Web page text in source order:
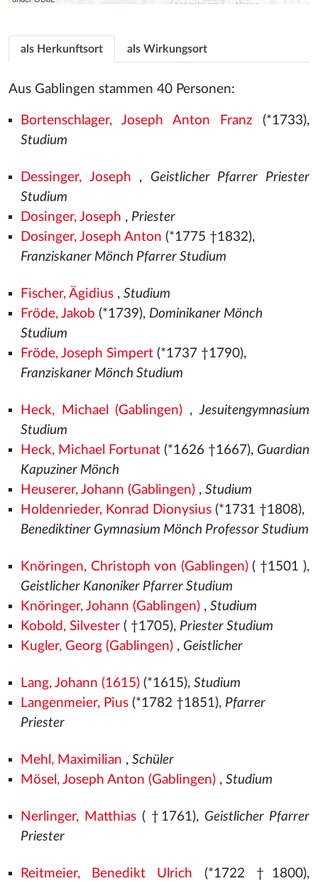
als Herkunftsort als Wirkungsort
Aus Gablingen stammen 40 Personen:
Bortenschlager, Joseph Anton Franz (*1733),
Studium
Dessinger, Joseph , Geistlicher Pfarrer Priester
Studium
Dosinger, Joseph , Priester
Dosinger, Joseph Anton (*1775 †1832),
Franziskaner Mönch Pfarrer Studium
Fischer, Ägidius, Studium
Fröde, Jakob (*1739), Dominikaner Mönch
Studium
Fröde, Joseph Simpert(*1737 †1790),
Franziskaner Mönch Studium
Heck, Michael (Gablingen) ,Jesuitengymnasium
Studium
Heck, Michael Fortunat(*1626 †1667), Guardian
Kapuziner Mönch
Heuserer, Johann (Gablingen), Studium
Holdenrieder, Konrad Dionysius(*1731 †1808),
Benediktiner Gymnasium Mönch Professor Studium
Knöringen, Christoph von (Gablingen)( †1501 ),
Geistlicher Kanoniker Pfarrer Studium
Knöringer, Johann (Gablingen), Studium
Kobold, Silvester( †1705), Priester Studium
Kugler, Georg (Gablingen), Geistlicher
Lang, Johann (1615)(*1615), Studium
Langenmeier, Pius(*1782 †1851), Pfarrer
Priester
Mehl, Maximilian , Schüler
Mösel, Joseph Anton (Gablingen), Studium
Nerlinger, Matthias( †1761), Geistlicher Pfarrer
Priester
Reitmeier, Benedikt Ulrich (*1722 †1800),